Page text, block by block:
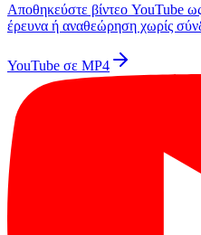
Αποθηκεύστε βίντεο YouTube
έρευνα ή αναθεώρηση χωρίς
YouTube σε MP4